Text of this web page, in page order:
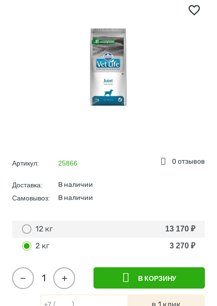
0 отзывов
Артикул: 25866
Доставка: В наличии
Самовывоз: В наличии
12 кг 13 170 ₽
2 кг 3 270 ₽
+
− В КОРЗИНУ